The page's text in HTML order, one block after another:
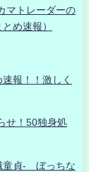
マトレーダーの
め速報）
報！！激しく
せ！50独身処
童貞- ぼっちな